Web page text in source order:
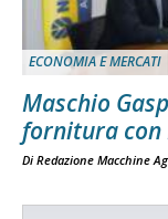
ECONOMIA E MERCATI
Maschio
fornitura con
Di Redazione Macchine